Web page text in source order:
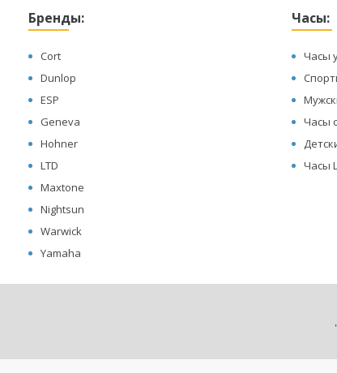
Бренды:
Cort
Dunlop
ESP
Geneva
Hohner
LTD
Maxtone
Nightsun
Warwick
Yamaha
Часы:
Часы
Часы
Часы